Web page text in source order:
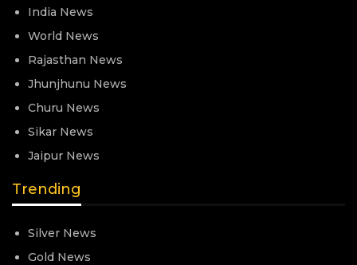
India News
World News
Rajasthan News
Jhunjhunu News
Churu News
Sikar News
Jaipur News
Trending
Silver News
Gold News